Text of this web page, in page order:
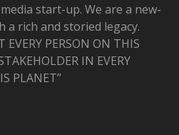
start-up. We are a new-
a rich and storied legacy.
EVERY PERSON ON THIS
IN EVERY
PLANET”